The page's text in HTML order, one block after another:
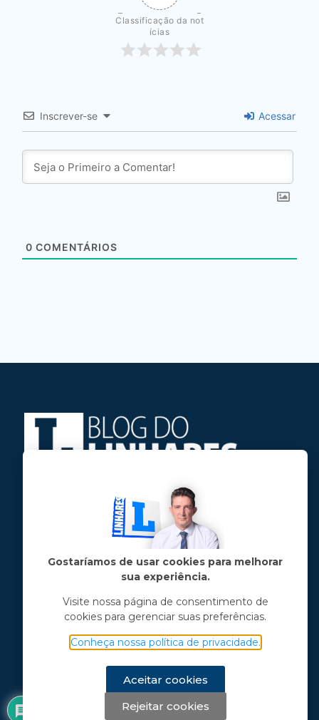
Classificação da not
ícias
Inscrever-se Acessar
0 COMENTÁRIOS
Jose Linhares Jr é maranhense.
Formado em Jornalismo, estudou filosofia
e tem pós-graduações em ciência política
e marketing político.
Menu principal
Notícias
Opinião
Chama o Linhares
Gostaríamos de usar cookies para melhorar
sua experiência.
Visite nossa página de consentimento de
cookies para gerenciar suas preferências.
Conheça nossa política de privacidade.
Aceitar cookies
Rejeitar cookies